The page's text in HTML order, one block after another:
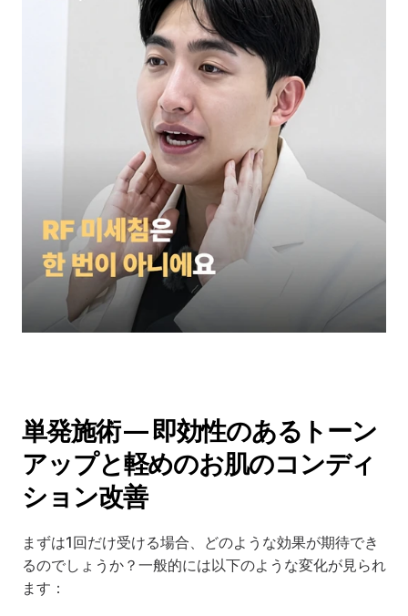
単発施術 — 即効性のあるトーン
アップと軽めのお肌のコンディ
ション改善
まずは1回だけ受ける場合、どのような効果が期待でき
るのでしょうか？一般的には以下のような変化が見られ
ます：